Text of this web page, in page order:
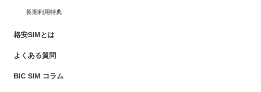
長期利用特典
格安SIMとは
よくある質問
BIC SIM コラム